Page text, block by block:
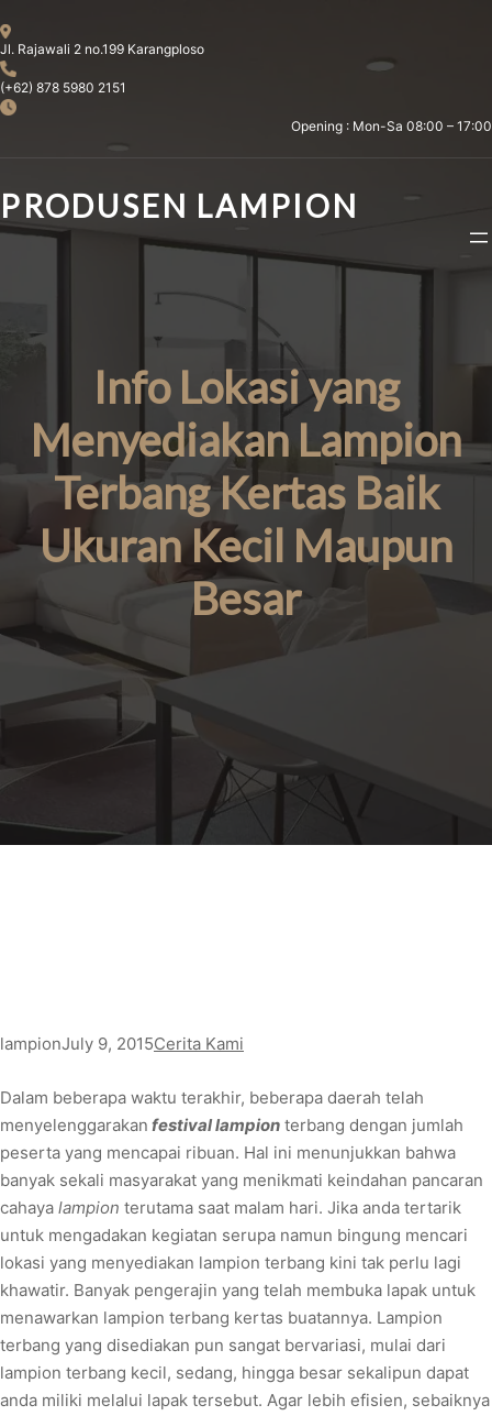
to
content
Jl. Rajawali 2 no.199 Karangploso
(+62) 878 5980 2151
Opening : Mon-Sa 08:00 – 17:00
PRODUSEN LAMPION
Info Lokasi yang
Menyediakan Lampion
Terbang Kertas Baik
Ukuran Kecil Maupun
Besar
lampionJuly 9, 2015Cerita Kami
Dalam beberapa waktu terakhir, beberapa daerah telah
menyelenggarakan festival lampion terbang dengan jumlah
peserta yang mencapai ribuan. Hal ini menunjukkan bahwa
banyak sekali masyarakat yang menikmati keindahan pancaran
cahaya lampion terutama saat malam hari. Jika anda tertarik
untuk mengadakan kegiatan serupa namun bingung mencari
lokasi yang menyediakan lampion terbang kini tak perlu lagi
khawatir. Banyak pengerajin yang telah membuka lapak untuk
menawarkan lampion terbang kertas buatannya. Lampion
terbang yang disediakan pun sangat bervariasi, mulai dari
lampion terbang kecil, sedang, hingga besar sekalipun dapat
anda miliki melalui lapak tersebut. Agar lebih efisien, sebaiknya